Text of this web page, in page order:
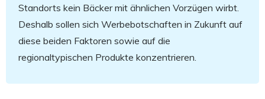
Standorts kein Bäcker mit ähnlichen Vorzügen wirbt.
Deshalb sollen sich Werbebotschaften in Zukunft auf
diese beiden Faktoren sowie auf die
regionaltypischen Produkte konzentrieren.